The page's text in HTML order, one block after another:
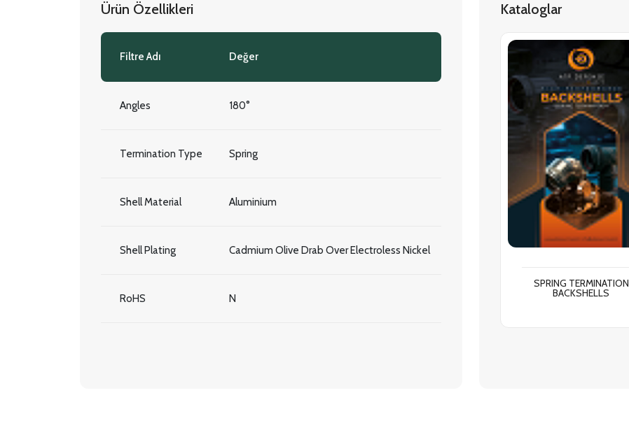
Ürün Özellikleri
Filtre Adı Değer
Angles 180°
Termination Type Spring
Shell Material Aluminium
Shell Plating Cadmium Olive Drab Over Electroless Nickel
RoHS N
Kataloglar
SPRING TERMINATION
BACKSHELLS